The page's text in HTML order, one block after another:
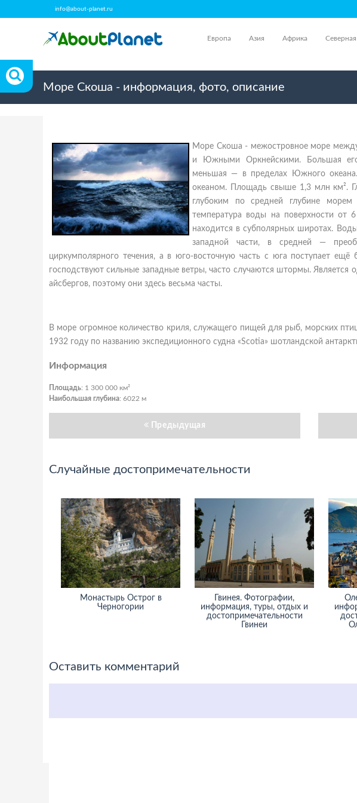
info@about-planet.ru
Европа Азия Африка
Море Скоша - информация, фото, описание
Море Скоша - межостровное море
и Южными Оркнейскими. Большая его
меньшая — в пределах Южного
океаном. Площадь свыше 1,3 млн км².
глубоким по средней глубине
температура воды на поверхности
находится в субполярных широтах.
западной части, в средней —
циркумполярного течения, а в юго-восточную часть с юга поступает
господствуют сильные западные ветры, часто случаются штормы. Является
айсбергов, поэтому они здесь весьма часты.
В море огромное количество криля, служащего пищей для рыб, морских
1932 году по названию экспедиционного судна «Scotia» шотландской
Информация
Площадь: 1 300 000 км²
Наибольшая глубина: 6022 м
Предыдущая
Случайные достопримечательности
Монастырь Острог в
Черногории
Гвинея. Фотографии,
информация, туры, отдых и
достопримечательности
Гвинеи
Оставить комментарий